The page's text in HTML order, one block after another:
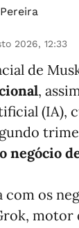
2026, 12:33
de
,
(IA),
o negócio
com os